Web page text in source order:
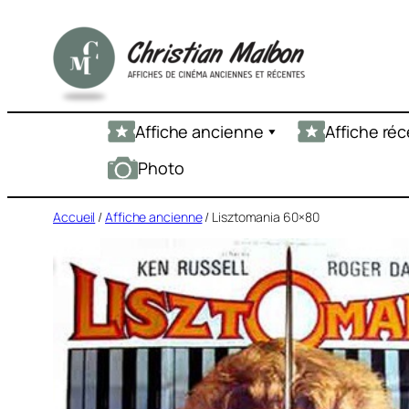
contenu
Affiche ancienne Affiche
Photo
Accueil /Affiche ancienne/ Lisztomania 60×80